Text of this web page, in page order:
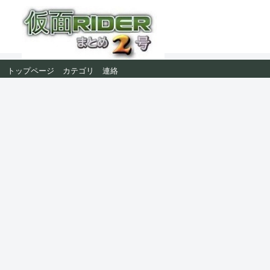
トップページ カテゴリ 連絡